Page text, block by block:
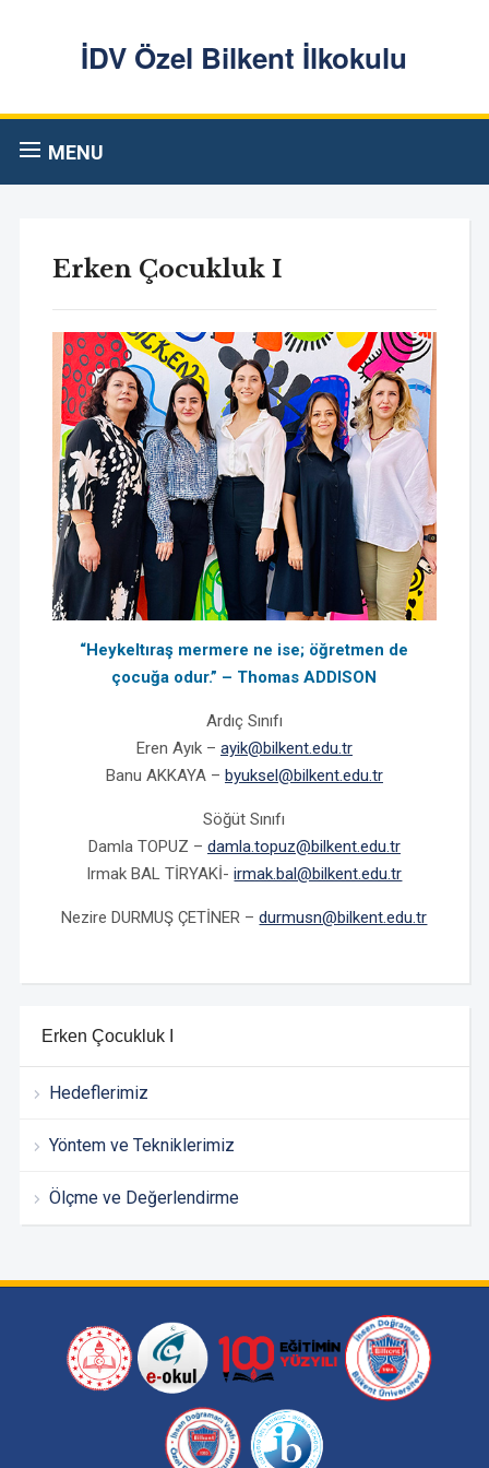
İDV Özel Bilkent İlkokulu
MENU
Erken Çocukluk I
Hedeflerimiz
Yöntem ve Tekniklerimiz
Ölçme ve Değerlendirme
Erken Çocukluk I
“Heykeltıraş mermere ne ise; öğretmen de
çocuğa odur.” – Thomas ADDISON
Ardıç Sınıfı
Eren Ayık – ayik@bilkent.edu.tr
Banu AKKAYA – byuksel@bilkent.edu.tr
Söğüt Sınıfı
Damla TOPUZ – damla.topuz@bilkent.edu.tr
Irmak BAL TİRYAKİ-irmak.bal@bilkent.edu.tr
Nezire DURMUŞ ÇETİNER –durmusn@bilkent.edu.tr